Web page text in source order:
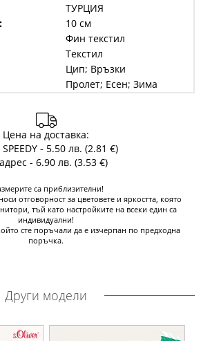
ТУРЦИЯ
10 см
Фин текстил
Текстил
Цип; Връзки
Пролет; Есен; Зима
Цена на доставка:
- 5.50 лв. (2.81 €)
- 6.90 лв. (3.53 €)
са приблизителни!
отговорност за цветовете и яркостта, която
тъй като настройките на всеки един са
индивидуални!
сте поръчали да е изчерпан по предходна
поръчка.
Други модели